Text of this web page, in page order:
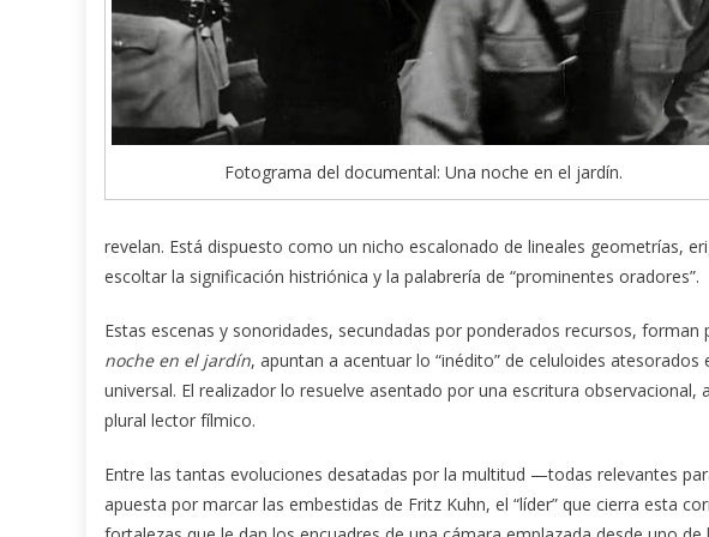
Fotograma del documental: Una noche en el jardín.
revelan. Está dispuesto como un nicho escalonado de lineales geometrías,
escoltar la significación histriónica y la palabrería de “prominentes oradores”.
Estas escenas y sonoridades, secundadas por ponderados recursos,
noche en el jardín, apuntan a acentuar lo “inédito” de celuloides
universal. El realizador lo resuelve asentado por una escritura
plural lector fílmico.
Entre las tantas evoluciones desatadas por la multitud —todas relevantes
apuesta por marcar las embestidas de Fritz Kuhn, el “líder” que cierra esta